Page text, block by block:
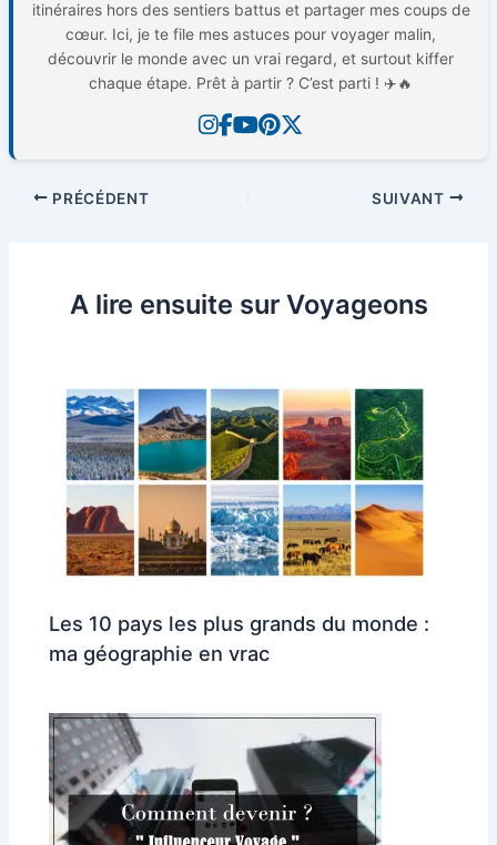
itinéraires hors des sentiers battus et partager mes coups de
cœur. Ici, je te file mes astuces pour voyager malin,
découvrir le monde avec un vrai regard, et surtout kiffer
chaque étape. Prêt à partir ? C’est parti ! ✈️🔥
PRÉCÉDENT SUIVANT
A lire ensuite sur Voyageons
Les 10 pays les plus grands du monde :
ma géographie en vrac